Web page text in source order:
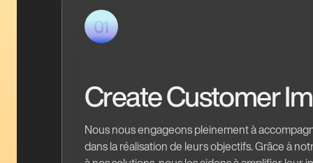
01
Create Customer
Nous nous engageons pleinement à
dans la réalisation de leurs objectifs. Grâce à